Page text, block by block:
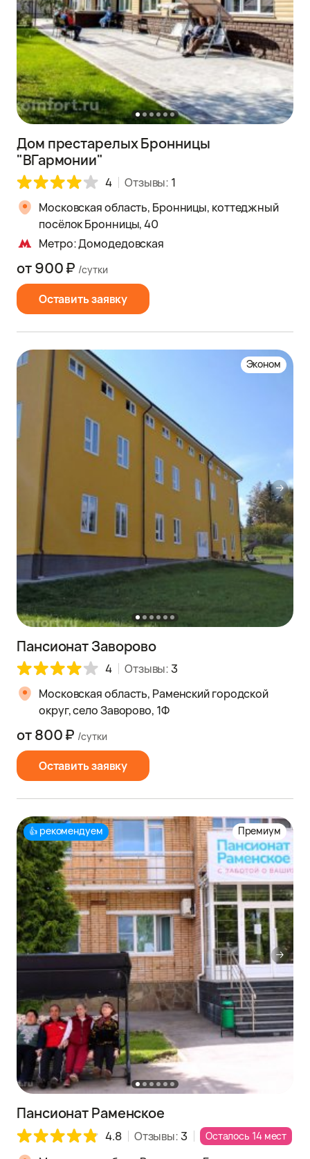
Дом престарелых Бронницы
"ВГармонии"
4 Отзывы: 1
Московская область, Бронницы, коттеджный
посёлок Бронницы, 40
Метро: Домодедовская
Оставить заявку
от 900 ₽ /сутки
Эконом
Пансионат Заворово
4 Отзывы:3
Московская область, Раменский городской
округ, село Заворово, 1Ф
Оставить заявку
от 800 ₽ /сутки
Премиум
👍рекомендуем
Пансионат Раменское
4.8 Отзывы:3 Осталось 14 мест